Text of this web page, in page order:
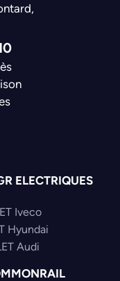
ELECTRIQUES
Iveco
Hyundai
Audi